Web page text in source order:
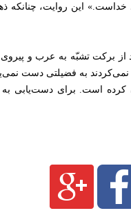
این روایت، چنانکه
برکت تشبّه به عرب و پیروی
به فضیلتی دست
کرده است. برای دست‌یابی